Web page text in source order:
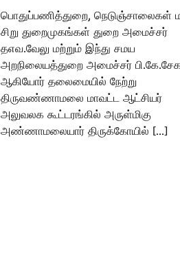
பொதுப்பணித்துறை, நெடுஞ்சாலைகள்
சிறு துறைமுகங்கள் துறை அமைச்சர்
தஎவ.வேலு மற்றும் இந்து சமய
அறநிலையத்துறை அமைச்சர்
ஆகியோர் தலைமையில் நேற்று
திருவண்ணாமலை மாவட்ட ஆட்சியர்
அலுவலக கூட்டரங்கில் அருள்மிகு
அண்ணாமலையார் திருக்கோயில் […]